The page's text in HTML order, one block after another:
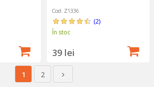
Cod: Z1336
(2)
În stoc
39 lei
1 2